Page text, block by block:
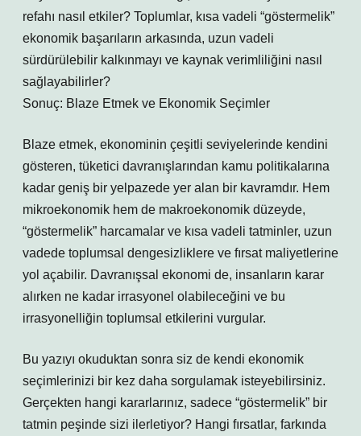
refahı nasıl etkiler? Toplumlar, kısa vadeli “göstermelik”
ekonomik başarıların arkasında, uzun vadeli
sürdürülebilir kalkınmayı ve kaynak verimliliğini nasıl
sağlayabilirler?
Sonuç: Blaze Etmek ve Ekonomik Seçimler
Blaze etmek, ekonominin çeşitli seviyelerinde kendini
gösteren, tüketici davranışlarından kamu politikalarına
kadar geniş bir yelpazede yer alan bir kavramdır. Hem
mikroekonomik hem de makroekonomik düzeyde,
“göstermelik” harcamalar ve kısa vadeli tatminler, uzun
vadede toplumsal dengesizliklere ve fırsat maliyetlerine
yol açabilir. Davranışsal ekonomi de, insanların karar
alırken ne kadar irrasyonel olabileceğini ve bu
irrasyonelliğin toplumsal etkilerini vurgular.
Bu yazıyı okuduktan sonra siz de kendi ekonomik
seçimlerinizi bir kez daha sorgulamak isteyebilirsiniz.
Gerçekten hangi kararlarınız, sadece “göstermelik” bir
tatmin peşinde sizi ilerletiyor? Hangi fırsatlar, farkında